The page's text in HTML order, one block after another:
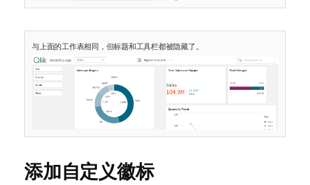
与上面的工作表相同，但标题和工具栏都被隐藏了。
添加自定义徽标